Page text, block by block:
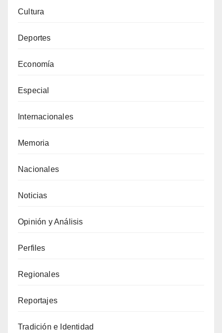
Cultura
Deportes
Economía
Especial
Internacionales
Memoria
Nacionales
Noticias
Opinión y Análisis
Perfiles
Regionales
Reportajes
Tradición e Identidad